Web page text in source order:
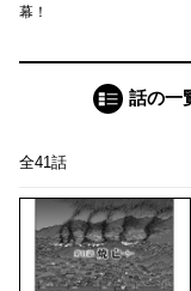
幕！
話の一
全41話